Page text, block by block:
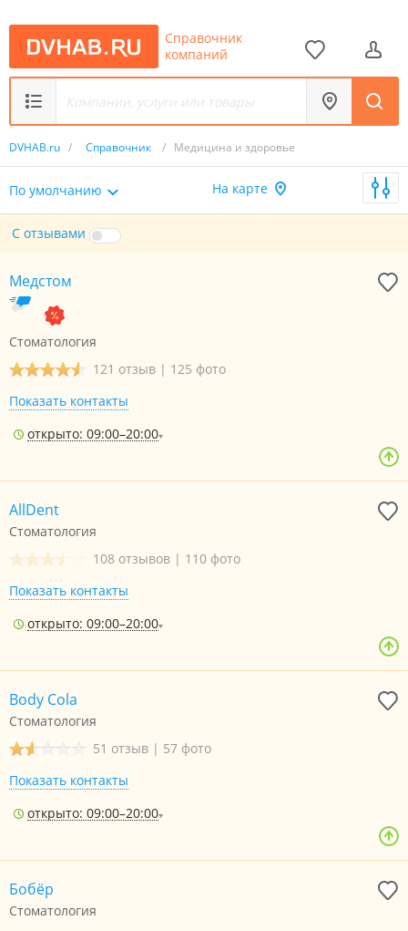
Справочник
компаний
DVHAB.ru / Справочник / Медицина и здоровье
По умолчанию На карте
С отзывами
Медстом
Стоматология
121 отзыв | 125 фото
Показать контакты
открыто: 09:00–20:00
AllDent
Стоматология
108 отзывов | 110 фото
Показать контакты
открыто: 09:00–20:00
Body Cola
Стоматология
51 отзыв | 57 фото
Показать контакты
открыто: 09:00–20:00
Бобёр
Стоматология